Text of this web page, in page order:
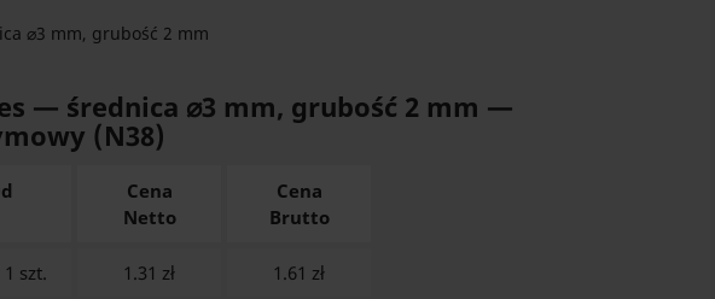
⌀3 mm, grubość 2 mm
— średnica ⌀3 mm, grubość 2 mm —
(N38)
Cena
Netto
Cena
Brutto
1 szt. 1.31 zł 1.61 zł